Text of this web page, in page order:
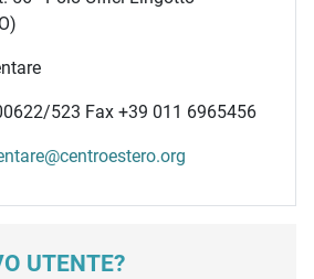
523 Fax +39 011 6965456
UTENTE?